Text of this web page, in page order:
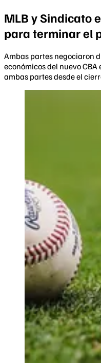
MLB y Sindicato
para terminar el
Ambas partes negociaron
económicos del nuevo
ambas partes desde el